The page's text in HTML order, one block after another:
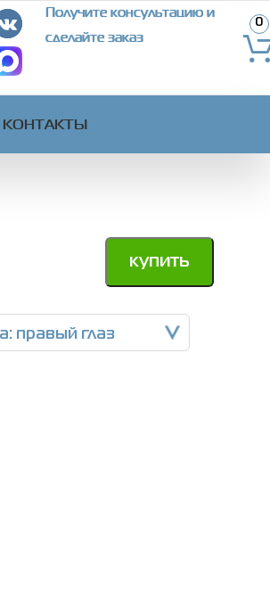
Получите консультацию и
сделайте заказ
0
КОНТАКТЫ
купить